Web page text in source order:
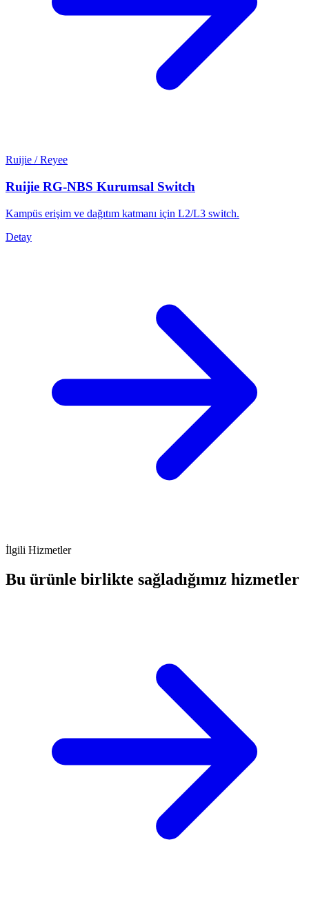
Ruijie / Reyee
Ruijie RG-NBS Kurumsal Switch
Kampüs erişim ve dağıtım katmanı için L2/L3 switch.
Detay
İlgili Hizmetler
Bu ürünle birlikte sağladığımız hizmetler